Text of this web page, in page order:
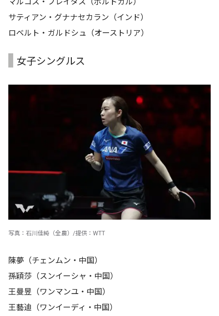
サティアン・グナナセカラン（インド）
ロベルト・ガルドシュ（オーストリア）
女子シングルス
写真：石川佳純（全農）/提供：WTT
陳夢（チェンムン・中国）
孫穎莎（スンイーシャ・中国）
王曼昱（ワンマンユ・中国）
王藝迪（ワンイーディ・中国）